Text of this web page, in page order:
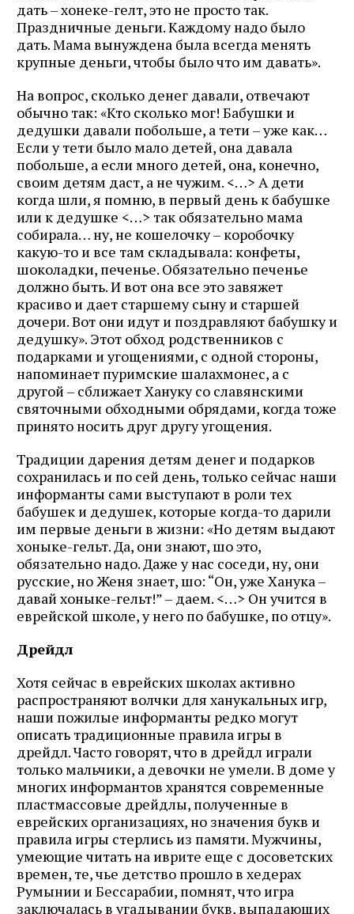
дать – хонеке-гелт, это не просто так.
Праздничные деньги. Каждому надо было
дать. Мама вынуждена была всегда менять
крупные деньги, чтобы было что им давать».
На вопрос, сколько денег давали, отвечают
обычно так: «Кто сколько мог! Бабушки и
дедушки давали побольше, а тети – уже как…
Если у тети было мало детей, она давала
побольше, а если много детей, она, конечно,
своим детям даст, а не чужим. <…> А дети
когда шли, я помню, в первый день к бабушке
или к дедушке <…> так обязательно мама
собирала… ну, не кошелочку – коробочку
какую-то и все там складывала: конфеты,
шоколадки, печенье. Обязательно печенье
должно быть. И вот она все это завяжет
красиво и дает старшему сыну и старшей
дочери. Вот они идут и поздравляют бабушку и
дедушку». Этот обход родственников с
подарками и угощениями, с одной стороны,
напоминает пуримские шалахмонес, а с
другой – сближает Хануку со славянскими
святочными обходными обрядами, когда тоже
принято носить друг другу угощения.
Традиции дарения детям денег и подарков
сохранилась и по сей день, только сейчас наши
информанты сами выступают в роли тех
бабушек и дедушек, которые когда-то дарили
им первые деньги в жизни: «Но детям выдают
хоныке-гельт. Да, они знают, шо это,
обязательно надо. Даже у нас соседи, ну, они
русские, но Женя знает, шо: “Он, уже Ханука –
давай хоныке-гельт!” – даем. <…> Он учится в
еврейской школе, у него по бабушке, по отцу».
Дрейдл
Хотя сейчас в еврейских школах активно
распространяют волчки для ханукальных игр,
наши пожилые информанты редко могут
описать традиционные правила игры в
дрейдл. Часто говорят, что в дрейдл играли
только мальчики, а девочки не умели. В доме у
многих информантов хранятся современные
пластмассовые дрейдлы, полученные в
еврейских организациях, но значения букв и
правила игры стерлись из памяти. Мужчины,
умеющие читать на иврите еще с досоветских
времен, те, чье детство прошло в хедерах
Румынии и Бессарабии, помнят, что игра
заключалась в угадывании букв, выпадающих
Журнал ЛЕХАИМ в вашем
email
Подпишитесь на рассылку журнала ЛЕХАИМ и получайте
самые интересные публикации с сайта по электронной